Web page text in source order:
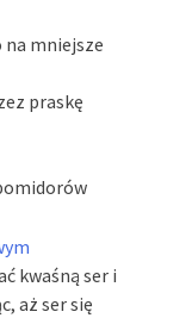
na mniejsze
praskę
kwaśną ser i
aż ser się